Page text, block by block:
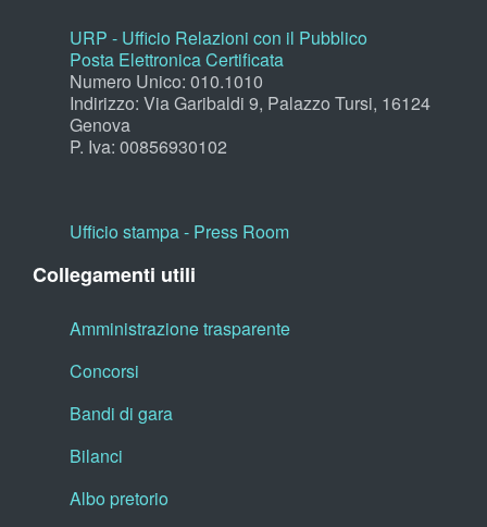
URP - Ufficio Relazioni con il Pubblico
Posta Elettronica Certificata
Numero Unico: 010.1010
Indirizzo: Via Garibaldi 9, Palazzo Tursi, 16124
Genova
P. Iva: 00856930102
Ufficio stampa - Press Room
Collegamenti utili
Amministrazione trasparente
Concorsi
Bandi di gara
Bilanci
Albo pretorio